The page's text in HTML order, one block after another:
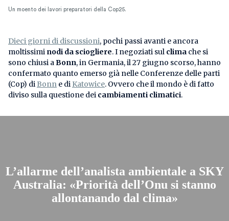
Un moento dei lavori preparatori della Cop25.
Dieci giorni di discussioni, pochi passi avanti e ancora
moltissimi nodi da sciogliere. I negoziati sul clima che si
sono chiusi aBonn, in Germania, il 27 giugno scorso, hanno
confermato quanto emerso già nelle Conferenze delle parti
(Cop) di Bonn e di Katowice. Ovvero che il mondo è di fatto
diviso sulla questione dei cambiamenti climatici.
L’allarme dell’analista ambientale a SKY
Australia: «Priorità dell’Onu si stanno
allontanando dal clima»